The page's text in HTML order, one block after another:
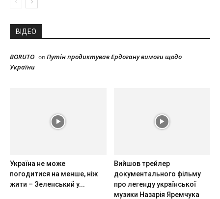
ВІДЕО
BORUTO onПутін продиктував Ердогану вимоги щодо
України
Україна не може
погодитися на менше, ніж
жити – Зеленський у...
Вийшов трейлер
документального фільму
про легенду української
музики Назарія Яремчука